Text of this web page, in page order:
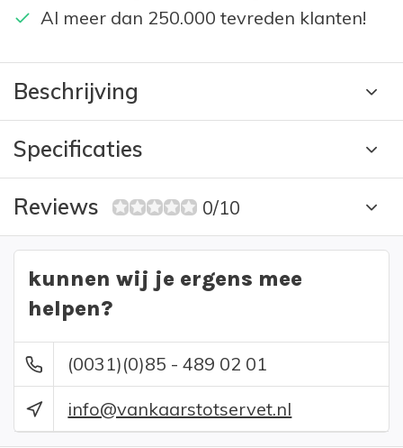
Al meer dan 250.000 tevreden klanten!
Beschrijving
Specificaties
Reviews 0/10
kunnen wij je ergens mee
helpen?
(0031)(0)85 - 489 02 01
info@vankaarstotservet.nl